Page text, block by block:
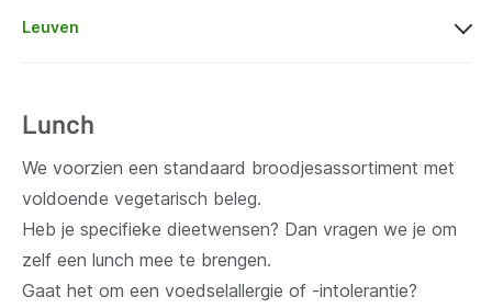
Leuven
Lunch
We voorzien een standaard broodjesassortiment met
voldoende vegetarisch beleg.
Heb je specifieke dieetwensen? Dan vragen we je om
zelf een lunch mee te brengen.
Gaat het om een voedselallergie of -intolerantie?